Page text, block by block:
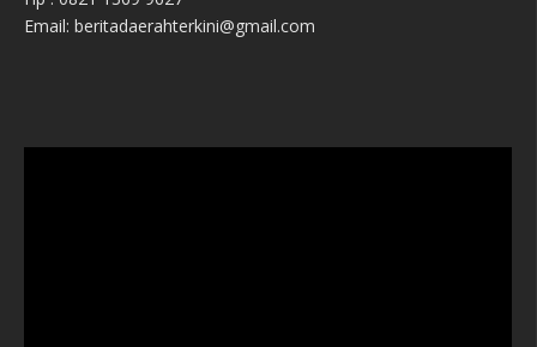
Email: beritadaerahterkini@gmail.com